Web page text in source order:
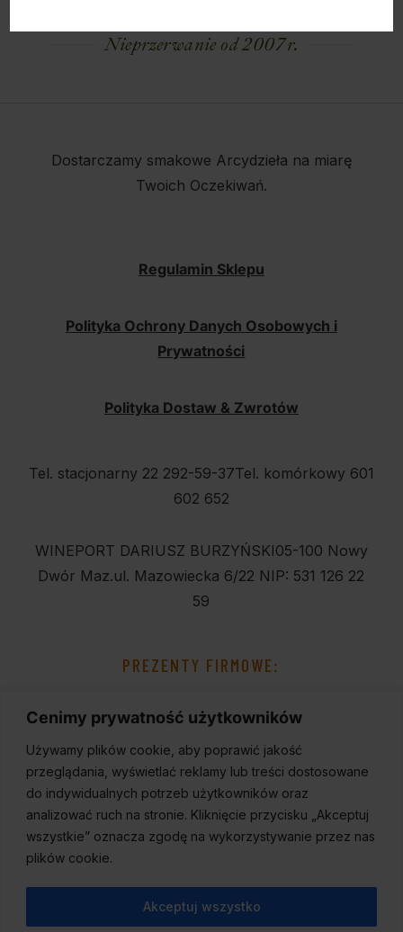
Cenimy prywatność użytkowników
Używamy plików cookie, aby poprawić jakość
przeglądania, wyświetlać reklamy lub treści dostosowane
do indywidualnych potrzeb użytkowników oraz
analizować ruch na stronie. Kliknięcie przycisku „Akceptuj
wszystkie” oznacza zgodę na wykorzystywanie przez nas
plików cookie.
Akceptuj wszystko
Nieprzerwanie od 2007 r.
Dostarczamy smakowe Arcydzieła na miarę
Twoich Oczekiwań.
Regulamin Sklepu
Polityka Ochrony Danych Osobowych i
Prywatności
Polityka Dostaw & Zwrotów
Tel. stacjonarny 22 292-59-37Tel. komórkowy 601
602 652
WINEPORT DARIUSZ BURZYŃSKI05-100 Nowy
Dwór Maz.ul. Mazowiecka 6/22 NIP: 531 126 22
59
PREZENTY FIRMOWE: